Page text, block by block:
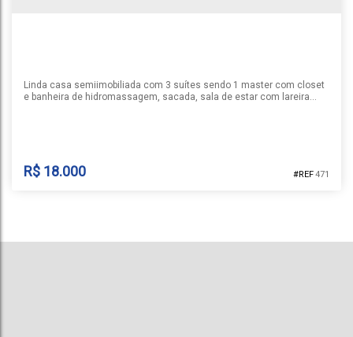
CASA | RESERVA DOS PÁSSAROS
R$ 18.000 471
Linda casa semiimobiliada com 3 suítes sendo 1 master com closet
e banheira de hidromassagem, sacada, sala de estar com lareira